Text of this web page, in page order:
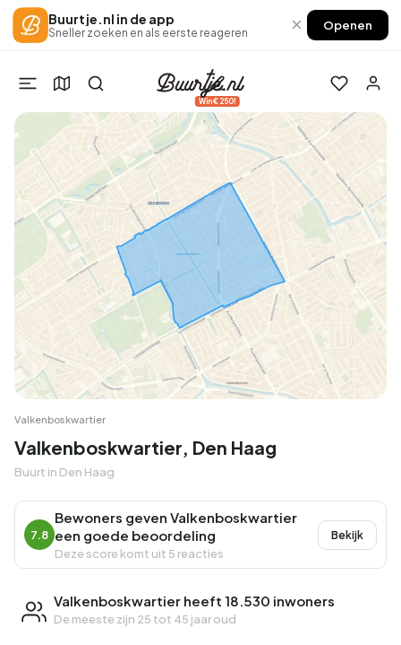
Buurtje.nl in de app
Sneller zoeken en als eerste reageren × Openen
Win €250!
Valkenboskwartier
Valkenboskwartier, Den Haag
Buurt in Den Haag
7.8
Bewoners geven Valkenboskwartier
een goede beoordeling
Deze score komt uit 5 reacties
Bekijk
Valkenboskwartier heeft 18.530 inwoners
De meeste zijn 25 tot 45 jaar oud